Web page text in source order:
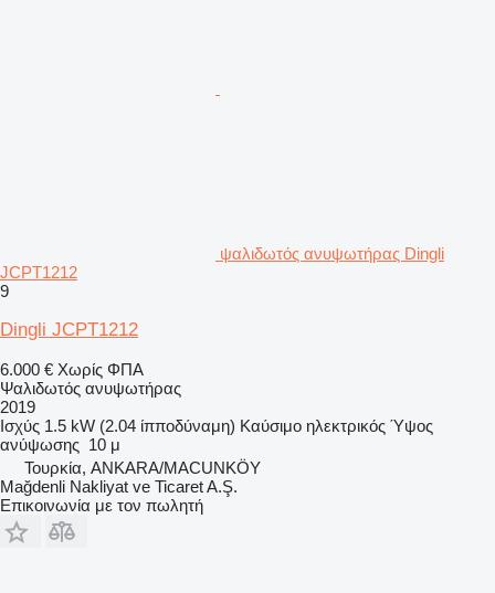
ψαλιδωτός ανυψωτήρας Dingli
JCPT1212
9
Dingli JCPT1212
6.000 € Χωρίς ΦΠΑ
Ψαλιδωτός ανυψωτήρας
2019
Ισχύς 1.5 kW (2.04 ίπποδύναμη) Καύσιμο ηλεκτρικός Ύψος
ανύψωσης 10 μ
Τουρκία, ANKARA/MACUNKÖY
Mağdenli Nakliyat ve Ticaret A.Ş.
Επικοινωνία με τον πωλητή